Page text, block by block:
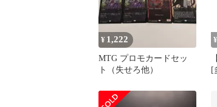
¥ 1,222
MTG プロモカードセッ
ト（失せろ他）
¥
[